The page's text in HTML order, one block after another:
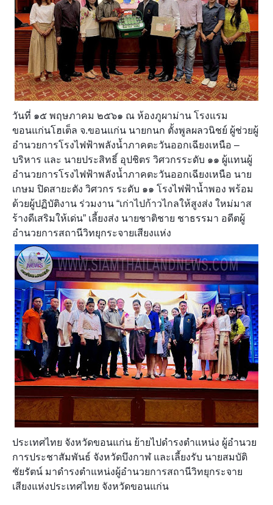
วันที่ ๑๕ พฤษภาคม ๒๕๖๑ ณ ห้องภูผาม่าน โรงแรม
ขอนแก่นโฮเต็ล จ.ขอนแก่น นายกนก ตั้งพูลผลวนิชย์ ผู้ช่วยผู้
อำนวยการโรงไฟฟ้าพลังน้ำภาคตะวันออกเฉียงเหนือ –
บริหาร และ นายประสิทธิ์ อุปชิตร วิศวกรระดับ ๑๑ ผู้แทนผู้
อำนวยการโรงไฟฟ้าพลังน้ำภาคตะวันออกเฉียงเหนือ นาย
เกษม ปิดสายะตัง วิศวกร ระดับ ๑๑ โรงไฟฟ้าน้ำพอง พร้อม
ด้วยผู้ปฏิบัติงาน ร่วมงาน “เก่าไปก้าวไกลให้สูงส่ง ใหม่มาส
ร้างดีเสริมให้เด่น” เลี้ยงส่ง นายชาติชาย ชาธรรมา อดีตผู้
อำนวยการสถานีวิทยุกระจายเสียงแห่ง
ประเทศไทย จังหวัดขอนแก่น ย้ายไปดำรงตำแหน่ง ผู้อำนวย
การประชาสัมพันธ์ จังหวัดบึงกาฬ และเลี้ยงรับ นายสมบัติ
ชัยรัตน์ มาดำรงตำแหน่งผู้อำนวยการสถานีวิทยุกระจาย
เสียงแห่งประเทศไทย จังหวัดขอนแก่น